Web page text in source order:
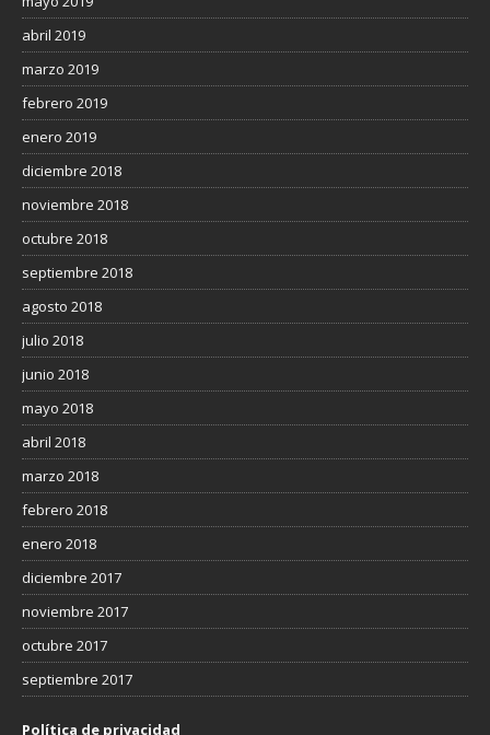
abril 2019
marzo 2019
febrero 2019
enero 2019
diciembre 2018
noviembre 2018
octubre 2018
septiembre 2018
agosto 2018
julio 2018
junio 2018
mayo 2018
abril 2018
marzo 2018
febrero 2018
enero 2018
diciembre 2017
noviembre 2017
octubre 2017
septiembre 2017
Política de privacidad